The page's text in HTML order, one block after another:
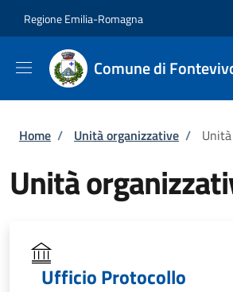
Regione Emilia-Romagna
Comune di
Briciole di pane
Home / Unità organizzative /
Unità
Ufficio Protocollo